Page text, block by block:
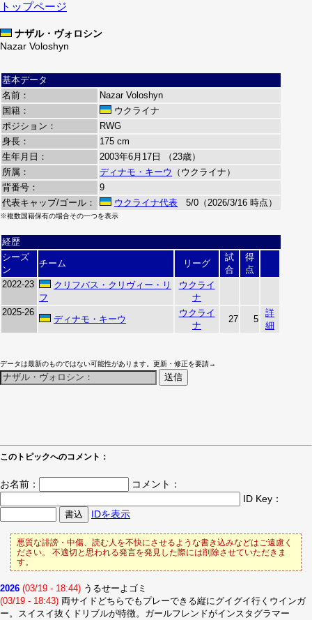
トップページ
ナザル・ヴォロシン
Nazar Voloshyn
基本データ
名前：
Nazar Voloshyn
国籍：
ウクライナ
ポジション：
RWG
身長：
175 cm
生年月日：
2003年6月17日 （23歳）
所属：
ディナモ・キーウ
（ウクライナ）
背番号：
9
代表キャップ/ゴール：
ウクライナ代表 5/0（2026/3/16 時点）
※複数国籍保有の場合その一つを表示
経歴
シーズ
ン
チーム リーグ
試
合
得
点
2022-23
クリフバス・クリヴィー・リ
フ
ウクライ
ナ
2025-26
ディナモ・キーウ
ウクライ
ナ
27 5
詳
細
データは最新のものではない可能性があります。更新・修正を要請→
このトピックへのコメント：
お名前：
コメント：
ID Key：
IDを表示
悪質な誹謗・中傷、読む人を不快にさせるような書き込みなどはご遠慮く
ださい。 不適切と思われる発言を発見した際には削除させていただきま
す。
2026 (03/19 - 18:44) うるせーよゴミ
(03/19 - 18:43) 両サイドどちらでもプレーできる縦にグイグイ行くウインガ
ー。スイスイ抜くドリブルが特徴。ガールフレンドがインスタグラマー